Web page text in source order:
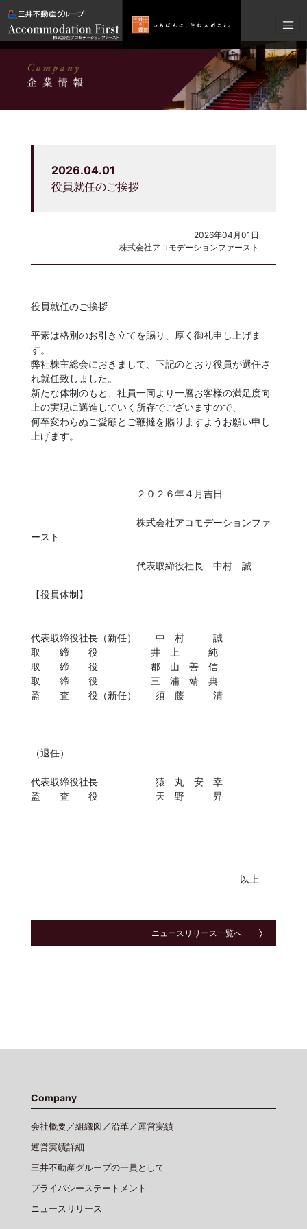
2026.04.01
役員就任のご挨拶
2026年04月01日
株式会社アコモデーションファースト
役員就任のご挨拶
平素は格別のお引き立てを賜り、厚く御礼申し上げま
す。
弊社株主総会におきまして、下記のとおり役員が選任さ
れ就任致しました。
新たな体制のもと、社員一同より一層お客様の満足度向
上の実現に邁進していく所存でございますので、
何卒変わらぬご愛顧とご鞭撻を賜りますようお願い申し
上げます。
２０２６年４月吉日
株式会社アコモデーションファ
ースト
代表取締役社長 中村 誠
【役員体制】
代表取締役社長（新任） 中 村 誠
取 締 役 井 上 純
取 締 役 郡 山 善 信
取 締 役 三 浦 靖 典
監 査 役（新任） 須 藤 清
（退任）
代表取締役社長 猿 丸 安 幸
監 査 役 天 野 昇
以上
ニュースリリース一覧へ
Company
会社概要／組織図／沿革／運営実績
運営実績詳細
三井不動産グループの一員として
プライバシーステートメント
ニュースリリース